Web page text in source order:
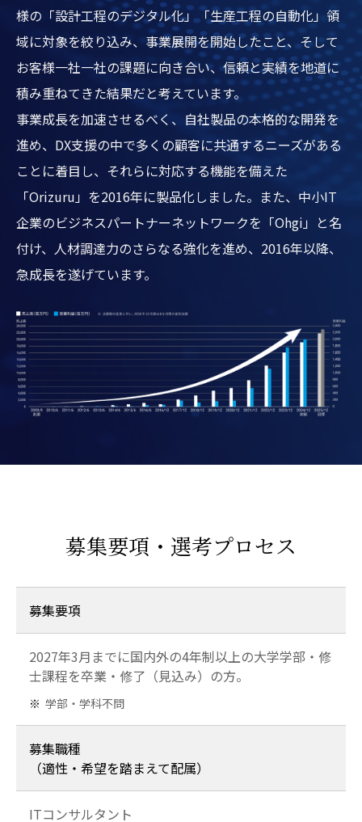
様の「設計工程のデジタル化」「生産工程の自動化」領
域に対象を絞り込み、事業展開を開始したこと、そして
お客様一社一社の課題に向き合い、信頼と実績を地道に
積み重ねてきた結果だと考えています。
事業成長を加速させるべく、自社製品の本格的な開発を
進め、DX支援の中で多くの顧客に共通するニーズがある
ことに着目し、それらに対応する機能を備えた
「Orizuru」を2016年に製品化しました。また、中小IT
企業のビジネスパートナーネットワークを「Ohgi」と名
付け、人材調達力のさらなる強化を進め、2016年以降、
急成長を遂げています。
募集要項・選考プロセス
募集要項
2027年3月までに国内外の4年制以上の大学学部・修
士課程を卒業・修了（見込み）の方。
学部・学科不問
募集職種
（適性・希望を踏まえて配属）
ITコンサルタント